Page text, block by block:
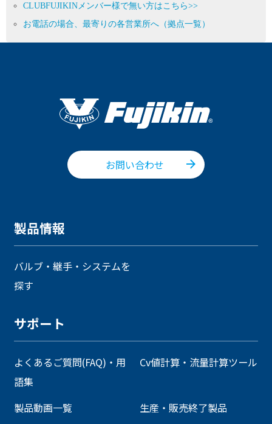
CLUBFUJIKINメンバー様で無い方はこちら>>
お電話の場合、最寄りの各営業所へ（拠点一覧）
お問い合わせ
製品情報
バルブ・継手・システムを
探す
サポート
よくあるご質問(FAQ)・用
語集
Cv値計算・流量計算ツール
製品動画一覧
生産・販売終了製品